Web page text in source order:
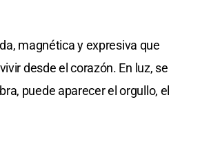
magnética y expresiva que
desde el corazón. En luz, se
puede aparecer el orgullo, el